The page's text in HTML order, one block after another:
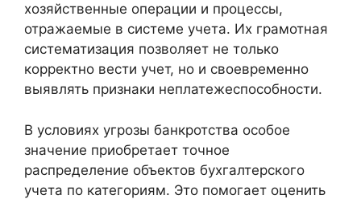
хозяйственные операции и процессы,
отражаемые в системе учета. Их грамотная
систематизация позволяет не только
корректно вести учет, но и своевременно
выявлять признаки неплатежеспособности.
В условиях угрозы банкротства особое
значение приобретает точное
распределение объектов бухгалтерского
учета по категориям. Это помогает оценить